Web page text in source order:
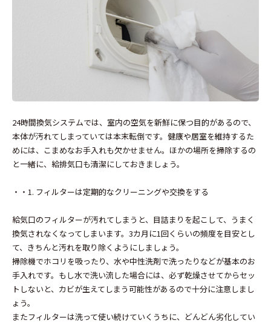
24時間換気システムでは、室内の空気を新鮮に保つ目的があるので、
本体が汚れてしまっていては本末転倒です。健康や居室を維持するた
めには、こまめなお手入れも欠かせません。ほかの場所を掃除するの
と一緒に、給排気口も清潔にしておきましょう。
・・1. フィルターは定期的なクリーニングや交換をする
給気口のフィルターが汚れてしまうと、目詰まりを起こして、うまく
換気されなくなってしまいます。3カ月に1回くらいの頻度を目安とし
て、きちんと汚れを取り除くようにしましょう。
掃除機でホコリを吸ったり、水や中性洗剤で洗ったりなどが基本のお
手入れです。もし水で洗い流した場合には、必ず乾燥させてからセッ
トしないと、カビが生えてしまう可能性があるので十分に注意しまし
ょう。
またフィルターは洗って使い続けていくうちに、どんどん劣化してい